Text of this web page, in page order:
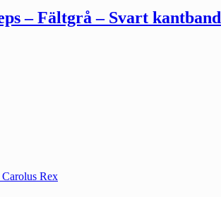
– Fältgrå – Svart kantband
Rex